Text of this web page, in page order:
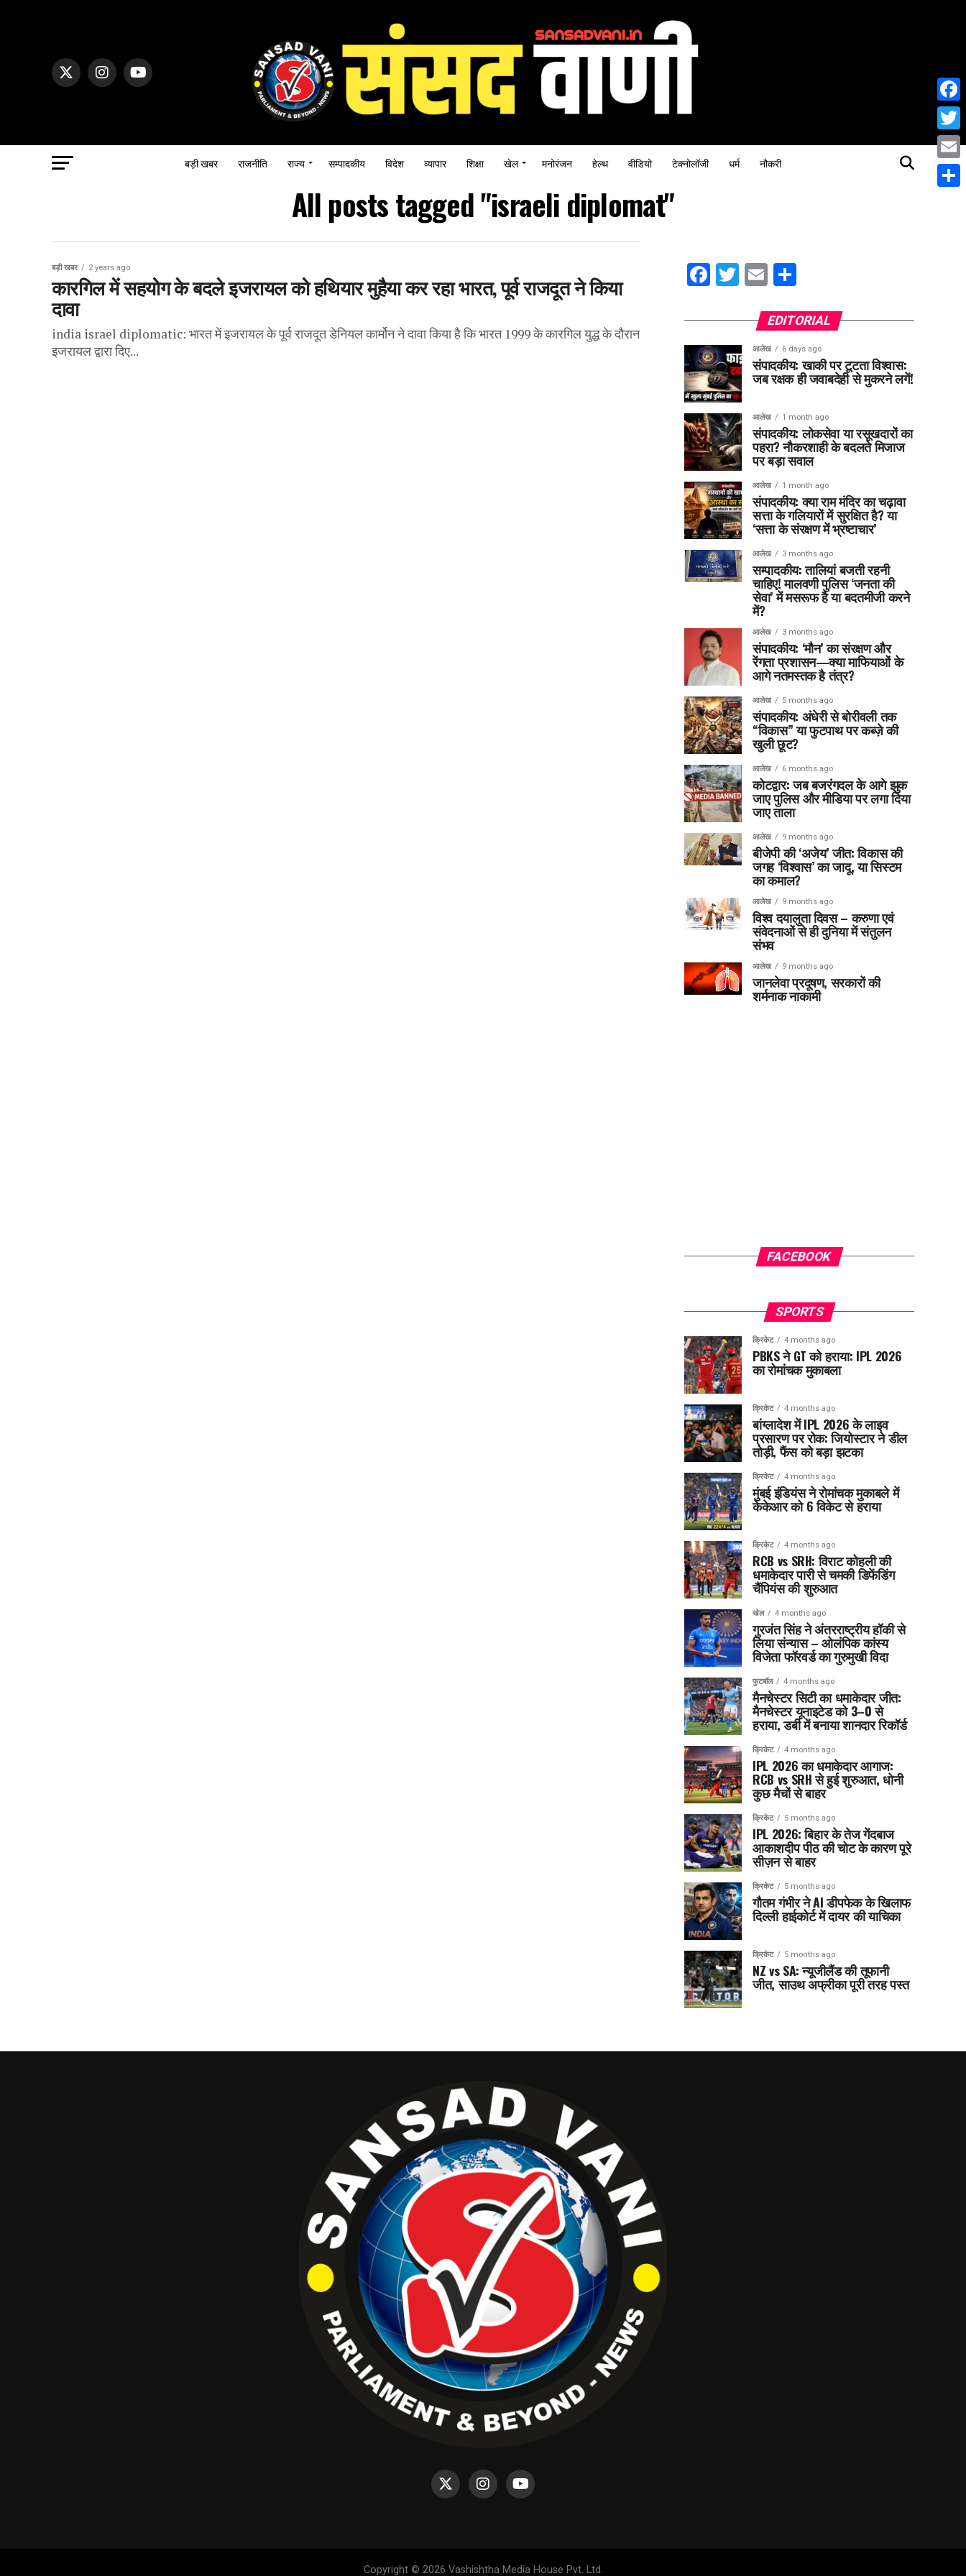
बड़ी खबर राजनीति राज्य सम्पादकीय विदेश व्यापार शिक्षा खेल मनोरंजन हेल्थ वीडियो टेक्नोलॉजी धर्म नौकरी
All posts tagged "israeli diplomat"
बड़ी खबर 2 years ago
कारगिल में सहयोग के बदले इजरायल को हथियार मुहैया कर रहा भारत, पूर्व राजदूत ने किया
दावा
india israel diplomatic: भारत में इजरायल के पूर्व राजदूत डेनियल कार्मोन ने दावा किया है कि भारत 1999 के कारगिल युद्ध के दौरान
इजरायल द्वारा दिए...
Facebook
Twitter
Email
EDITORIAL
आलेख 6 days ago
संपादकीय: खाकी पर टूटता विश्वास:
जब रक्षक ही जवाबदेही से मुकरने लगें!
आलेख 1 month ago
संपादकीय: लोकसेवा या रसूखदारों का
पहरा? नौकरशाही के बदलते मिजाज
पर बड़ा सवाल
आलेख 1 month ago
संपादकीय: क्या राम मंदिर का चढ़ावा
सत्ता के गलियारों में सुरक्षित है? या
‘सत्ता के संरक्षण में भ्रष्टाचार’
आलेख 3 months ago
सम्पादकीय: तालियां बजती रहनी
चाहिए! मालवणी पुलिस ‘जनता की
सेवा’ में मसरूफ है या बदतमीजी करने
में?
आलेख 3 months ago
संपादकीय: ‘मौन’ का संरक्षण और
रेंगता प्रशासन—क्या माफियाओं के
आगे नतमस्तक है तंत्र?
आलेख 5 months ago
संपादकीय: अंधेरी से बोरीवली तक
“विकास” या फुटपाथ पर कब्ज़े की
खुली छूट?
आलेख 6 months ago
कोटद्वार: जब बजरंगदल के आगे झुक
जाए पुलिस और मीडिया पर लगा दिया
जाए ताला
आलेख 9 months ago
बीजेपी की ‘अजेय’ जीत: विकास की
जगह ‘विश्वास’ का जादू, या सिस्टम
का कमाल?
आलेख 9 months ago
विश्व दयालुता दिवस – करुणा एवं
संवेदनाओं से ही दुनिया में संतुलन
संभव
आलेख 9 months ago
जानलेवा प्रदूषण, सरकारों की
शर्मनाक नाकामी
FACEBOOK
SPORTS
क्रिकेट 4 months ago
PBKS ने GT को हराया: IPL 2026
का रोमांचक मुकाबला
क्रिकेट 4 months ago
बांग्लादेश में IPL 2026 के लाइव
प्रसारण पर रोक: जियोस्टार ने डील
तोड़ी, फैंस को बड़ा झटका
क्रिकेट 4 months ago
मुंबई इंडियंस ने रोमांचक मुकाबले में
केकेआर को 6 विकेट से हराया
क्रिकेट 4 months ago
RCB vs SRH: विराट कोहली की
धमाकेदार पारी से चमकी डिफेंडिंग
चैंपियंस की शुरुआत
खेल 4 months ago
गुरजंत सिंह ने अंतरराष्ट्रीय हॉकी से
लिया संन्यास – ओलंपिक कांस्य
विजेता फॉरवर्ड का गुरुमुखी विदा
फुटबॉल 4 months ago
मैनचेस्टर सिटी का धमाकेदार जीत:
मैनचेस्टर यूनाइटेड को 3–0 से
हराया, डर्बी में बनाया शानदार रिकॉर्ड
क्रिकेट 4 months ago
IPL 2026 का धमाकेदार आगाज:
RCB vs SRH से हुई शुरुआत, धोनी
कुछ मैचों से बाहर
क्रिकेट 5 months ago
IPL 2026: बिहार के तेज गेंदबाज
आकाशदीप पीठ की चोट के कारण पूरे
सीज़न से बाहर
क्रिकेट 5 months ago
गौतम गंभीर ने AI डीपफेक के खिलाफ
दिल्ली हाईकोर्ट में दायर की याचिका
क्रिकेट 5 months ago
NZ vs SA: न्यूजीलैंड की तूफानी
जीत, साउथ अफ्रीका पूरी तरह पस्त
Copyright © 2026 Vashishtha Media House Pvt. Ltd.
Email